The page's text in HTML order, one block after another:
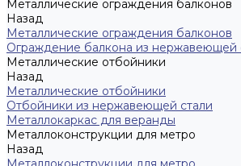
Металлические ограждения балконов
Назад
Металлические ограждения балконов
Ограждение балкона из нержавеющей
Металлические отбойники
Назад
Металлические отбойники
Отбойники из нержавеющей стали
Металлокаркас для веранды
Металлоконструкции для метро
Назад